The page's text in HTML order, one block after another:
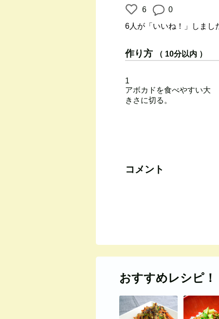
6 0
6人 が「いいね！」しまし
作り方 （ 10分以内 ）
1
アボカドを食べやすい大
きさに切る。
コメント
おすすめレシピ！